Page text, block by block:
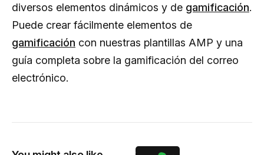
diversos elementos dinámicos y de gamificación.
Puede crear fácilmente elementos de
gamificación con nuestras plantillas AMP y una
guía completa sobre la gamificación del correo
electrónico.